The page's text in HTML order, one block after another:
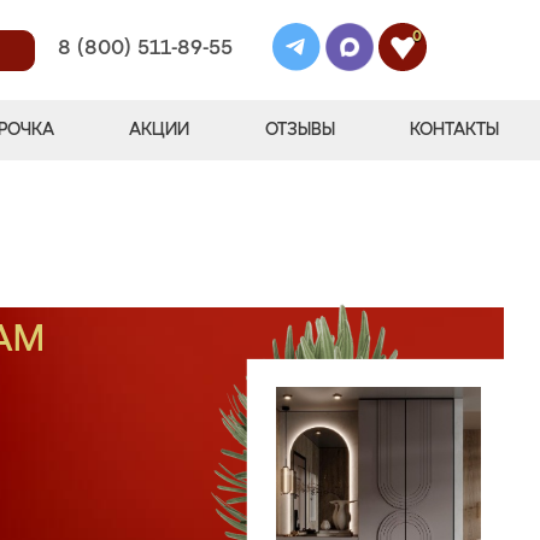
8 (800) 511-89-55
0
АКЦИИ ОТЗЫВЫ КОНТАКТЫ